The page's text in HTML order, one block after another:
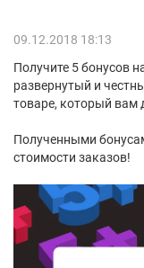
09.12.2018 18:13
Получите 5 бонусов
развернутый и
товаре, который вам
Полученными
стоимости заказов!